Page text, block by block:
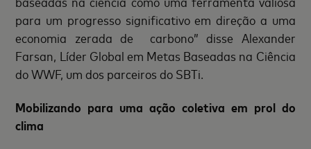
para um progresso significativo em direção a uma
economia zerada de carbono” disse Alexander
Farsan, Líder Global em Metas Baseadas na Ciência
do WWF, um dos parceiros do SBTi.
Mobilizando para uma ação coletiva em prol do
clima